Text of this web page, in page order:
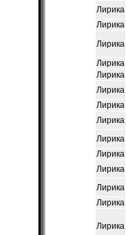
Лирика
Лирика
Лирика
Лирика
Лирика
Лирика
Лирика
Лирика
Лирика
Лирика
Лирика
Лирика
Лирика
Лирика